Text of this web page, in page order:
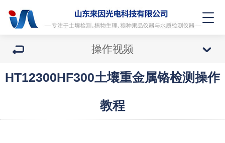
操作视频
HT12300HF300土壤重金属铬检测操作
教程